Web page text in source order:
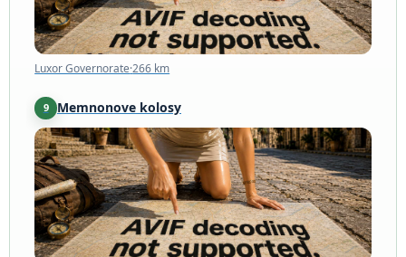
Luxor Governorate·266 km
9 Memnonove kolosy
Luxor·267 km